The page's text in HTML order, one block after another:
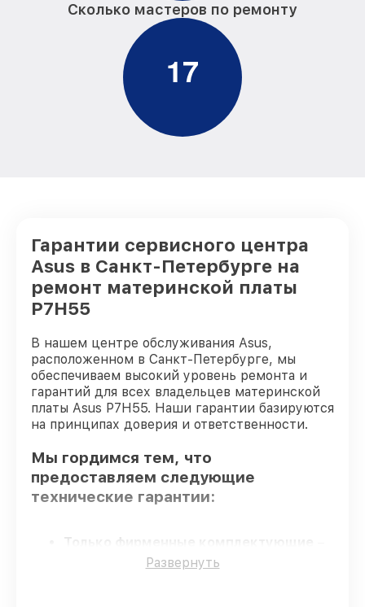
Сколько мастеров по ремонту
17
Гарантии сервисного центра
Asus в Санкт-Петербурге на
ремонт материнской платы
P7H55
В нашем центре обслуживания Asus,
расположенном в Санкт-Петербурге, мы
обеспечиваем высокий уровень ремонта и
гарантий для всех владельцев материнской
платы Asus P7H55. Наши гарантии базируются
на принципах доверия и ответственности.
Мы гордимся тем, что
предоставляем следующие
технические гарантии:
Только фирменные комплектующие
гарантируем использование фирменных
Развернуть